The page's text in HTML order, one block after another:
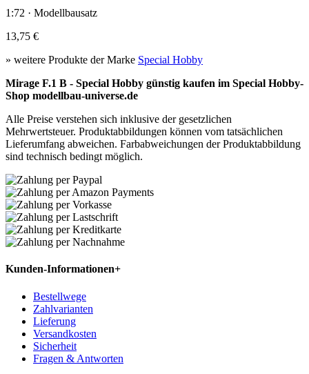
1:72 · Modellbausatz
13,75 €
» weitere Produkte der Marke Special Hobby
Mirage F.1 B - Special Hobby günstig kaufen im Special Hobby-
Shop modellbau-universe.de
Alle Preise verstehen sich inklusive der gesetzlichen
Mehrwertsteuer. Produktabbildungen können vom tatsächlichen
Lieferumfang abweichen. Farbabweichungen der Produktabbildung
sind technisch bedingt möglich.
Kunden-Informationen+
Bestellwege
Zahlvarianten
Lieferung
Versandkosten
Sicherheit
Fragen & Antworten